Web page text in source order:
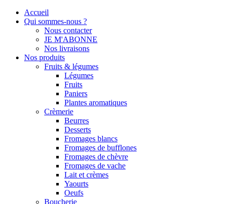
Accueil
Qui sommes-nous ?
Nous contacter
JE M'ABONNE
Nos livraisons
Nos produits
Fruits & légumes
Légumes
Fruits
Paniers
Plantes aromatiques
Crèmerie
Beurres
Desserts
Fromages blancs
Fromages de bufflones
Fromages de chèvre
Fromages de vache
Lait et crèmes
Yaourts
Oeufs
Boucherie